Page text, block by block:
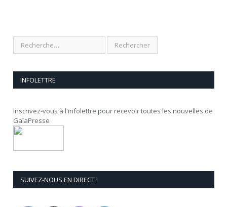
INFOLETTRE
Inscrivez-vous à l'infolettre pour recevoir toutes les nouvelles de
GaïaPresse
SUIVEZ-NOUS EN DIRECT !